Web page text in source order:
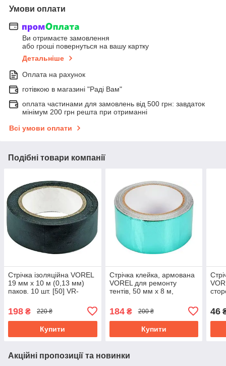
Умови оплати
Ви отримаєте замовлення
або гроші повернуться на вашу картку
Детальніше
Оплата на рахунок
готівкою в магазині "Раді Вам"
оплата частинами для замовлень від 500 грн: завдаток
мінімум 200 грн решта при отриманні
Всі умови оплати
Подібні товари компанії
Стрічка ізоляційна VOREL
19 мм х 10 м (0,13 мм)
паков. 10 шт. [50] VR-
198 ₴ 220 ₴
Купити
Стрічка клейка, армована
VOREL для ремонту
тентів, 50 мм х 8 м,
184₴ 200 ₴
Купити
46
Акційні пропозиції та новинки